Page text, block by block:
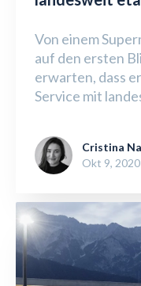
Von einem
auf den ersten
erwarten, dass
Service mit
Cristina
Okt 9, 2020